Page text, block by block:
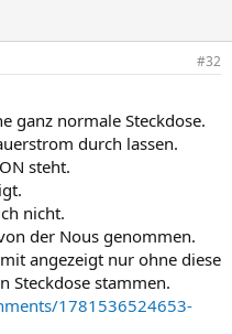
#32
ganz normale Steckdose.
durch lassen.
steht.
nicht.
der Nous genommen.
angezeigt nur ohne diese
Steckdose stammen.
1781536524653-